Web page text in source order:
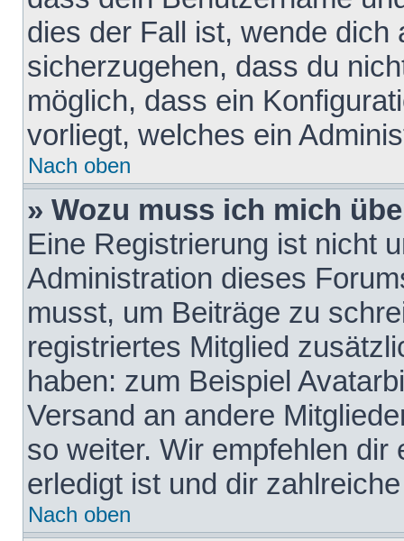
dies der Fall ist, wende dich
sicherzugehen, dass du
möglich, dass ein
vorliegt, welches ein
Nach oben
» Wozu muss ich mich
Eine Registrierung ist nicht
Administration dieses
musst, um Beiträge zu
registriertes Mitglied
haben: zum Beispiel
Versand an andere
so weiter. Wir empfehlen
erledigt ist und dir
Nach oben